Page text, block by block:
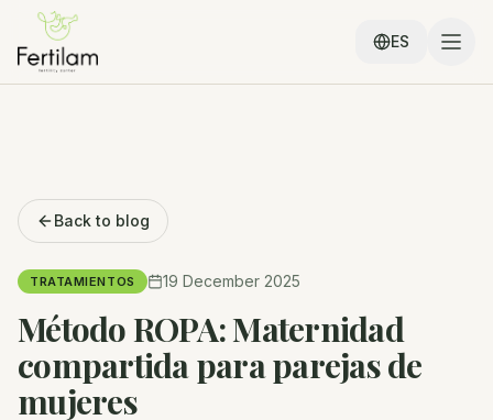
ES
Back to blog
TRATAMIENTOS 19 December 2025
Método ROPA: Maternidad
compartida para parejas de
mujeres